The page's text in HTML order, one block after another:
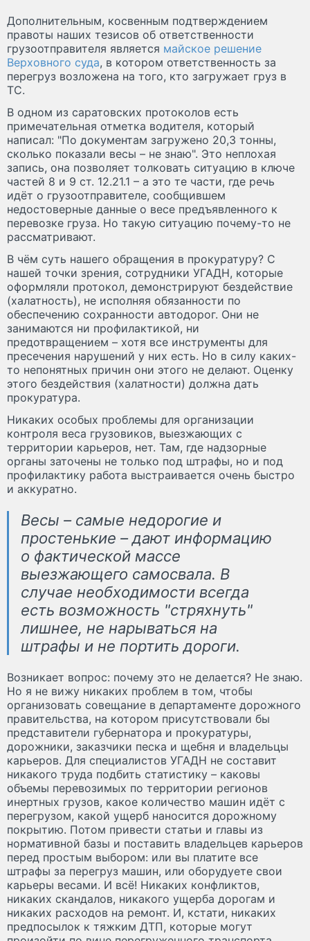
Дополнительным, косвенным подтверждением
правоты наших тезисов об ответственности
грузоотправителя является майское решение
Верховного суда, в котором ответственность за
перегруз возложена на того, кто загружает груз в
ТС.
В одном из саратовских протоколов есть
примечательная отметка водителя, который
написал: "По документам загружено 20,3 тонны,
сколько показали весы – не знаю". Это неплохая
запись, она позволяет толковать ситуацию в ключе
частей 8 и 9 ст. 12.21.1 – а это те части, где речь
идёт о грузоотправителе, сообщившем
недостоверные данные о весе предъявленного к
перевозке груза. Но такую ситуацию почему-то не
рассматривают.
В чём суть нашего обращения в прокуратуру? С
нашей точки зрения, сотрудники УГАДН, которые
оформляли протокол, демонстрируют бездействие
(халатность), не исполняя обязанности по
обеспечению сохранности автодорог. Они не
занимаются ни профилактикой, ни
предотвращением – хотя все инструменты для
пресечения нарушений у них есть. Но в силу каких-
то непонятных причин они этого не делают. Оценку
этого бездействия (халатности) должна дать
прокуратура.
Никаких особых проблемы для организации
контроля веса грузовиков, выезжающих с
территории карьеров, нет. Там, где надзорные
органы заточены не только под штрафы, но и под
профилактику работа выстраивается очень быстро
и аккуратно.
Весы – самые недорогие и
простенькие – дают информацию
о фактической массе
выезжающего самосвала. В
случае необходимости всегда
есть возможность "стряхнуть"
лишнее, не нарываться на
штрафы и не портить дороги.
Возникает вопрос: почему это не делается? Не знаю.
Но я не вижу никаких проблем в том, чтобы
организовать совещание в департаменте дорожного
правительства, на котором присутствовали бы
представители губернатора и прокуратуры,
дорожники, заказчики песка и щебня и владельцы
карьеров. Для специалистов УГАДН не составит
никакого труда подбить статистику – каковы
объемы перевозимых по территории регионов
инертных грузов, какое количество машин идёт с
перегрузом, какой ущерб наносится дорожному
покрытию. Потом привести статьи и главы из
нормативной базы и поставить владельцев карьеров
перед простым выбором: или вы платите все
штрафы за перегруз машин, или оборудуете свои
карьеры весами. И всё! Никаких конфликтов,
никаких скандалов, никакого ущерба дорогам и
никаких расходов на ремонт. И, кстати, никаких
предпосылок к тяжким ДТП, которые могут